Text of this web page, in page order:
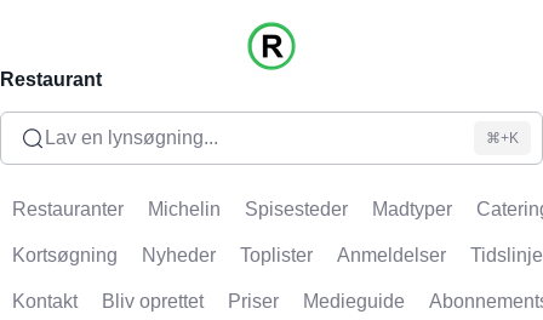
Restaurant
Lav en lynsøgning... ⌘+K
Restauranter Michelin Spisesteder Madtyper
Kortsøgning Nyheder Toplister Anmeldelser Tidslinje
Kontakt Bliv oprettet Priser Medieguide